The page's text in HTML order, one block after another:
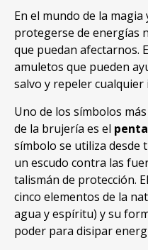
En el mundo de la
protegerse de energías
que puedan afectarnos.
amuletos que pueden
salvo y repeler cualquier
Uno de los símbolos
de la brujería es el
símbolo se utiliza desde
un escudo contra las
talismán de protección.
cinco elementos de la
agua y espíritu) y su
poder para disipar